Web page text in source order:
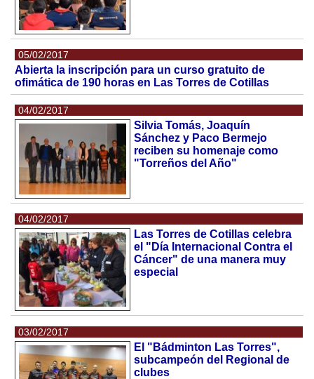
05/02/2017
Abierta la inscripción para un curso gratuito de
ofimática de 190 horas en Las Torres de Cotillas
04/02/2017
Silvia Tomás, Joaquín
Sánchez y Paco Bermejo
reciben su homenaje como
"Torreños del Año"
04/02/2017
Las Torres de Cotillas celebra
el "Día Internacional Contra el
Cáncer" de una manera muy
especial
03/02/2017
El "Bádminton Las Torres",
subcampeón del Regional de
clubes